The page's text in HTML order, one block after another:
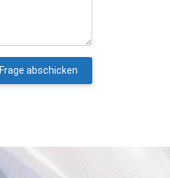
Frage abschicken